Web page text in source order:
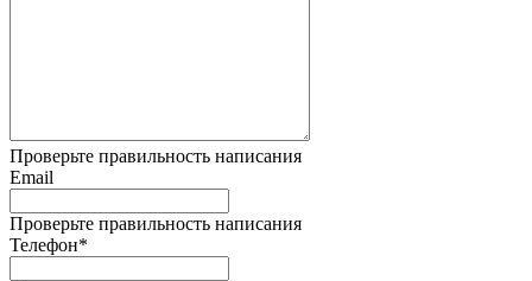
Проверьте правильность написания
Email
Проверьте правильность написания
Телефон*